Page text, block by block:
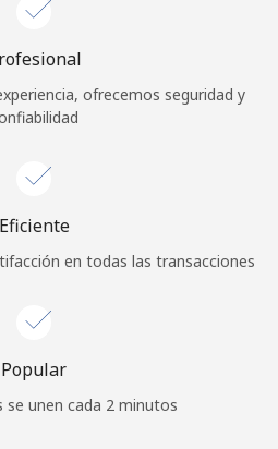
sitio web, estoy de acuerdo con
Únete
¡Hola!
oREGÍSTRATE →
ofrecemos seguridad y
Eficiente
en todas las transacciones
Popular
se unen cada 2 minutos